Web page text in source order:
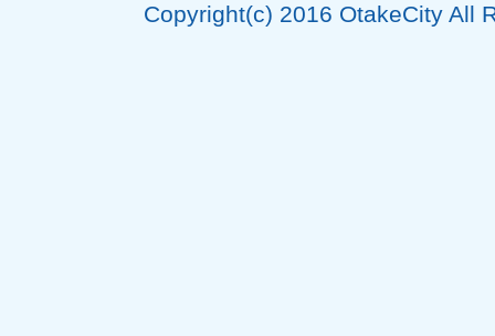
Copyright(c) 2016 OtakeCity All